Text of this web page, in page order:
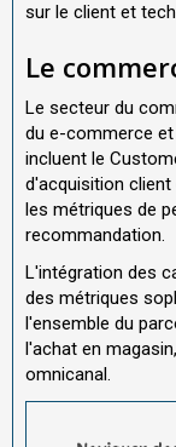
sur le client et
Le
Le secteur du
du e-commerce
incluent le
d'acquisition client
les métriques de
recommandation.
L'intégration des
des métriques
l'ensemble du
l'achat en
omnicanal.